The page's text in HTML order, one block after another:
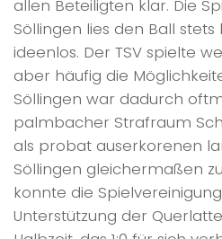
allen Beteiligten klar. Die
Söllingen lies den Ball
ideenlos. Der TSV spielte
aber häufig die
Söllingen war dadurch
palmbacher Strafraum
als probat auserkorenen
Söllingen gleichermaßen
konnte die
Unterstützung der